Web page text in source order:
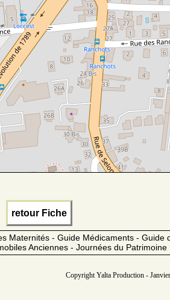
retour Fiche
Maternités - Guide Médicaments - Guide
Anciennes - Journées du Patrimoine
Copyright Yalta Production -